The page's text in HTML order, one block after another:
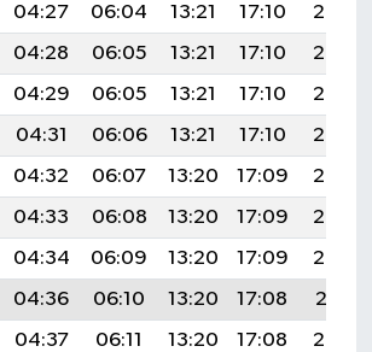
04:27 06:04 13:21 17:10
20:28
04:28 06:05 13:21 17:10
20:27
04:29 06:05 13:21 17:10
20:26
04:31 06:06 13:21 17:10
20:25
04:32 06:07 13:20 17:09
20:24
04:33 06:08 13:20 17:09
20:23
04:34 06:09 13:20 17:09
20:22
04:36 06:10 13:20 17:08
20:21
04:37 06:11 13:20 17:08
20:20